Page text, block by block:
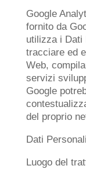
Google
fornito da
utilizza i Dati
tracciare ed
Web,
servizi
Google
del proprio
Dati
Luogo del